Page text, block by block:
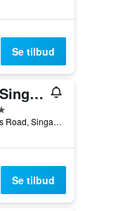
Se tilbud
Sofitel Singapore Sentosa
2 Bukit Manis Road, Singapore, Singapore
Se tilbud